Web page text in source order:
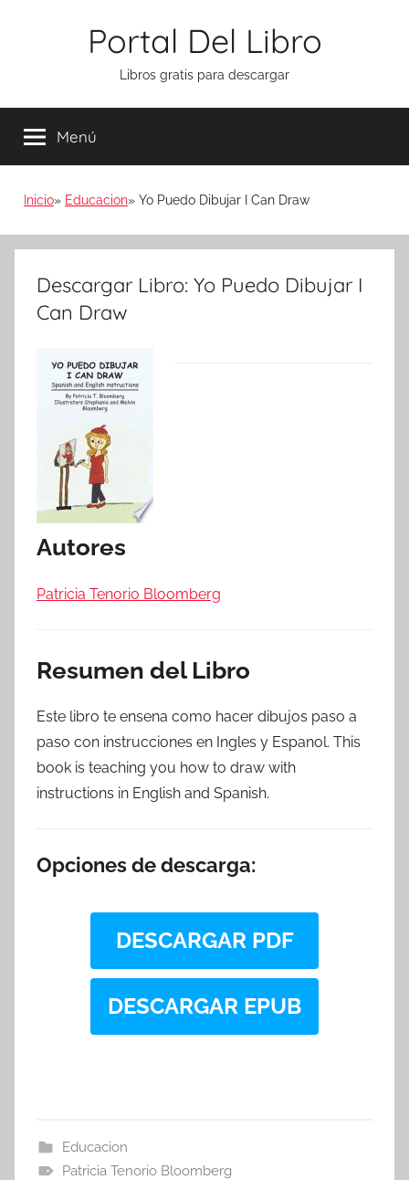
Portal Del Libro
Libros gratis para descargar
Menú
Inicio Educacion Yo Puedo Dibujar I Can Draw
Descargar Libro: Yo Puedo Dibujar I
Can Draw
Autores
Patricia Tenorio Bloomberg
Resumen del Libro
Este libro te ensena como hacer dibujos paso a
paso con instrucciones en Ingles y Espanol. This
book is teaching you how to draw with
instructions in English and Spanish.
Opciones de descarga:
DESCARGAR PDF
DESCARGAR EPUB
Educacion
Patricia Tenorio Bloomberg